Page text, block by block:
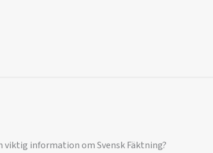
viktig information om Svensk Fäktning?